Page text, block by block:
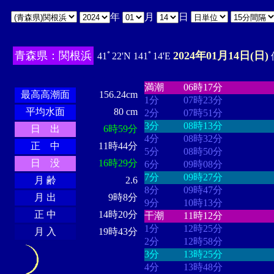
年 月 日
青森県：関根浜 41ﾟ22'N 141ﾟ14'E 2024年01月14日(日)
最高高潮面
156.24cm
平均水面
80 cm
日 出
6時59分
正 中
11時44分
日 没
16時29分
月 齢
2.6
月 出
9時8分
正 中
14時20分
月 入
19時43分
満潮
06時17分
1分
07時23分
2分
07時51分
3分
08時13分
4分
08時32分
5分
08時50分
6分
09時08分
7分
09時27分
8分
09時47分
9分
10時13分
干潮
11時12分
1分
12時25分
2分
12時58分
3分
13時25分
4分
13時48分